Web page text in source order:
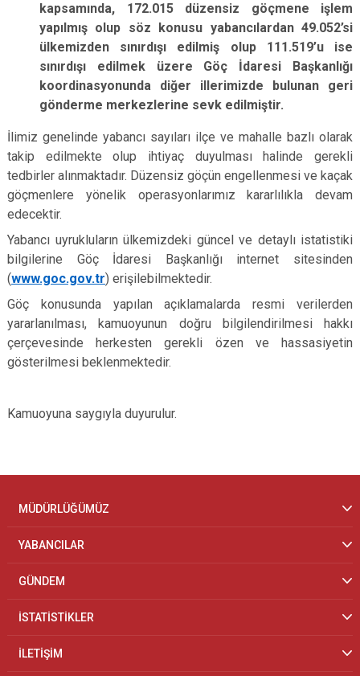
kapsamında, 172.015 düzensiz göçmene işlem
yapılmış olup söz konusu yabancılardan 49.052’si
ülkemizden sınırdışı edilmiş olup 111.519’u ise
sınırdışı edilmek üzere Göç İdaresi Başkanlığı
koordinasyonunda diğer illerimizde bulunan geri
gönderme merkezlerine sevk edilmiştir.
İlimiz genelinde yabancı sayıları ilçe ve mahalle bazlı olarak
takip edilmekte olup ihtiyaç duyulması halinde gerekli
tedbirler alınmaktadır. Düzensiz göçün engellenmesi ve kaçak
göçmenlere yönelik operasyonlarımız kararlılıkla devam
edecektir.
Yabancı uyrukluların ülkemizdeki güncel ve detaylı istatistiki
bilgilerine Göç İdaresi Başkanlığı internet sitesinden
(www.goc.gov.tr) erişilebilmektedir.
Göç konusunda yapılan açıklamalarda resmi verilerden
yararlanılması, kamuoyunun doğru bilgilendirilmesi hakkı
çerçevesinde herkesten gerekli özen ve hassasiyetin
gösterilmesi beklenmektedir.
Kamuoyuna saygıyla duyurulur.
MÜDÜRLÜĞÜMÜZ
YABANCILAR
GÜNDEM
İSTATİSTİKLER
İLETİŞİM